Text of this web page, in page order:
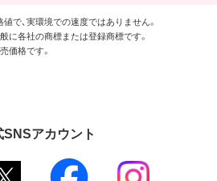
で、実環境での速度ではありません。
に各社の商標または登録商標です。
価格です。
アカウント